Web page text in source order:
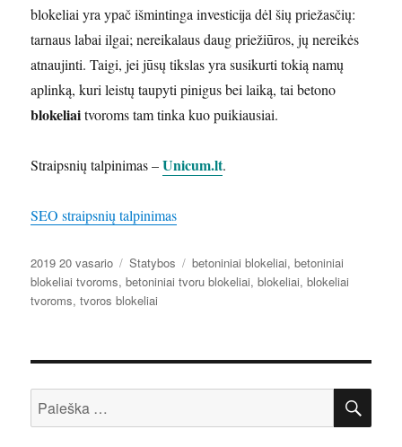
blokeliai yra ypač išmintinga investicija dėl šių priežasčių:
tarnaus labai ilgai; nereikalaus daug priežiūros, jų nereikės
atnaujinti. Taigi, jei jūsų tikslas yra susikurti tokią namų
aplinką, kuri leistų taupyti pinigus bei laiką, tai betono
blokeliaitvoroms tam tinka kuo puikiausiai.
Straipsnių talpinimas –Unicum.lt.
SEO straipsnių talpinimas
Paskelbta
2019 20 vasario Kategorijos
Statybos Žymos
betoniniai blokeliai,betoniniai
blokeliai tvoroms,betoniniai tvoru blokeliai,blokeliai,blokeliai
tvoroms,tvoros blokeliai
Ieškoti: